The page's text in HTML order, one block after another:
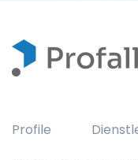
Profile